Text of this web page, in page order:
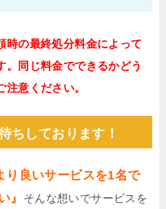
の最終処分料金によって
。同じ料金でできるかどう
意ください。
ちしております！
り良いサービスを1名で
』
そんな想いでサービスを